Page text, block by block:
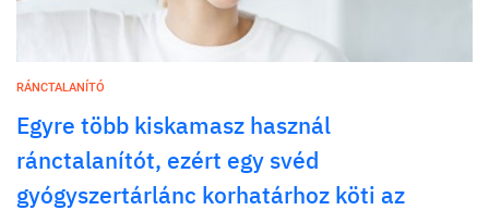
RÁNCTALANÍTÓ
Egyre több kiskamasz használ
ránctalanítót, ezért egy svéd
gyógyszertárlánc korhatárhoz köti az